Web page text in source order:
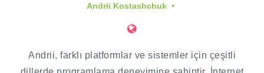
Andrii Kostashchuk
Andrii, farklı platformlar ve sistemler için çeşitli